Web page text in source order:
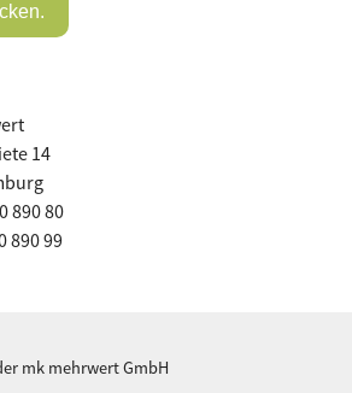
14
890 80
890 99
mk mehrwert GmbH